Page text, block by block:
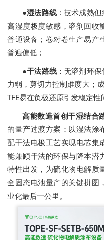
●湿法路线：技术成熟
高湿度极度敏感，溶剂回收
普通设备；卷对卷生产易产
普遍偏低；
●干法路线：无溶剂环
力弱，剪切力控制难度大；
TFE易在负极还原引发稳定性
高能数造首创干湿结合
的量产过渡方案：以湿法涂
配干法电极工艺实现电芯集
能兼顾干法的环保与降本潜
特性出发，为硫化物电解质
全固态电池量产的关键拼图
业化最后一公里。